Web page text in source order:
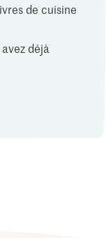
de cuisine
déjà